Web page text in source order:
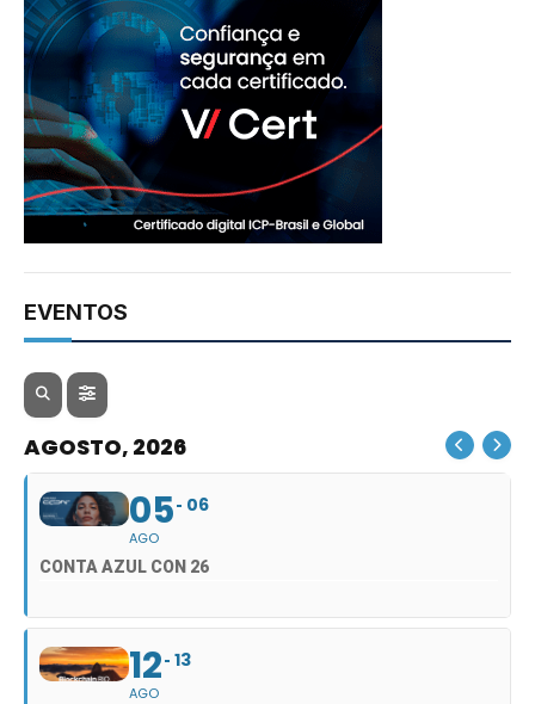
EVENTOS
AGOSTO, 2026
05
AGO
06
CONTA AZUL CON 26
12
AGO
13